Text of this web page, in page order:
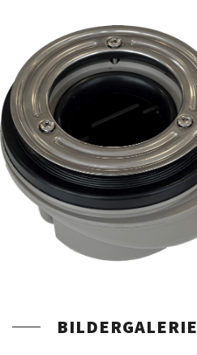
BILDERGALERIE